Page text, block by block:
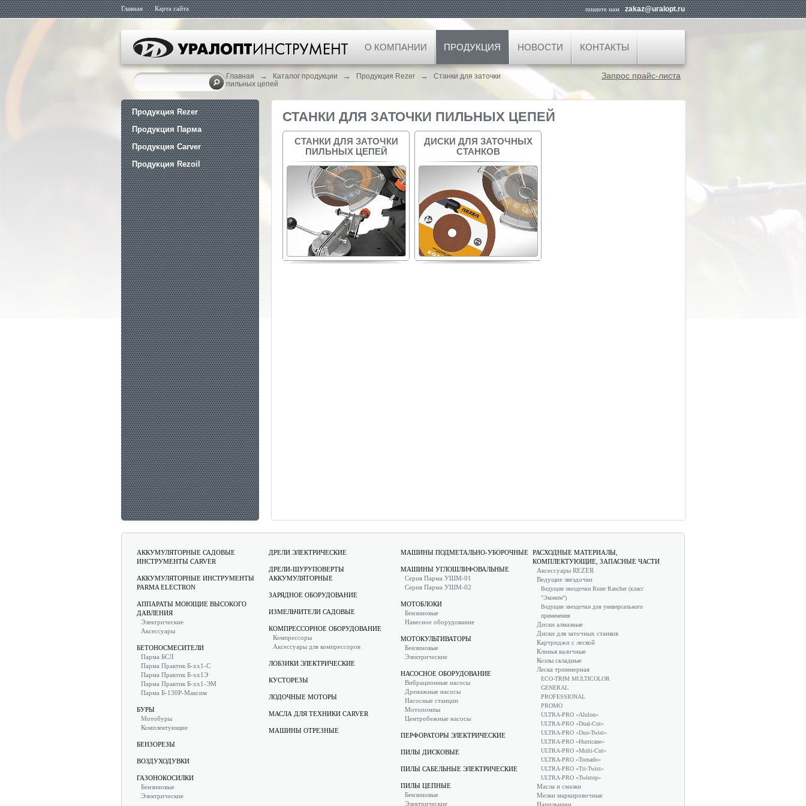
Главная Карта сайта пишите намzakaz@uralopt.ru
О КОМПАНИИ ПРОДУКЦИЯ НОВОСТИ КОНТАКТЫ
Главная → Каталог продукции → Продукция Rezer →
Станки для заточки
пильных цепей
Запрос прайс-листа
Продукция Rezer
Продукция Парма
Продукция Carver
Продукция Rezoil
СТАНКИ ДЛЯ ЗАТОЧКИ ПИЛЬНЫХ ЦЕПЕЙ
СТАНКИ ДЛЯ ЗАТОЧКИ
ПИЛЬНЫХ ЦЕПЕЙ
ДИСКИ ДЛЯ ЗАТОЧНЫХ
СТАНКОВ
АККУМУЛЯТОРНЫЕ САДОВЫЕ
ИНСТРУМЕНТЫ CARVER
АККУМУЛЯТОРНЫЕ ИНСТРУМЕНТЫ
PARMA ELECTRON
АППАРАТЫ МОЮЩИЕ ВЫСОКОГО
ДАВЛЕНИЯ
Электрические
Аксессуары
БЕТОНОСМЕСИТЕЛИ
Парма БСЛ
Парма Практик Б-хх1-С
Парма Практик Б-хх1Э
Парма Практик Б-хх1-ЭМ
Парма Б-130Р-Максим
БУРЫ
Мотобуры
Комплектующие
БЕНЗОРЕЗЫ
ВОЗДУХОДУВКИ
ГАЗОНОКОСИЛКИ
Бензиновые
Электрические
ДРЕЛИ ЭЛЕКТРИЧЕСКИЕ
ДРЕЛИ-ШУРУПОВЕРТЫ
АККУМУЛЯТОРНЫЕ
ЗАРЯДНОЕ ОБОРУДОВАНИЕ
ИЗМЕЛЬЧИТЕЛИ САДОВЫЕ
КОМПРЕССОРНОЕ ОБОРУДОВАНИЕ
Компрессоры
Аксессуары для компрессоров
ЛОБЗИКИ ЭЛЕКТРИЧЕСКИЕ
КУСТОРЕЗЫ
ЛОДОЧНЫЕ МОТОРЫ
МАСЛА ДЛЯ ТЕХНИКИ CARVER
МАШИНЫ ОТРЕЗНЫЕ
МАШИНЫ ПОДМЕТАЛЬНО-УБОРОЧНЫЕ
МАШИНЫ УГЛОШЛИФОВАЛЬНЫЕ
Серия Парма УШМ-01
Серия Парма УШМ-02
МОТОБЛОКИ
Бензиновые
Навесное оборудование
МОТОКУЛЬТИВАТОРЫ
Бензиновые
Электрические
НАСОСНОЕ ОБОРУДОВАНИЕ
Вибрационные насосы
Дренажные насосы
Насосные станции
Мотопомпы
Центробежные насосы
ПЕРФОРАТОРЫ ЭЛЕКТРИЧЕСКИЕ
ПИЛЫ ДИСКОВЫЕ
ПИЛЫ САБЕЛЬНЫЕ ЭЛЕКТРИЧЕСКИЕ
ПИЛЫ ЦЕПНЫЕ
Бензиновые
Электрические
РАСХОДНЫЕ МАТЕРИАЛЫ,
КОМПЛЕКТУЮЩИЕ, ЗАПАСНЫЕ ЧАСТИ
Аксессуары REZER
Ведущие звездочки
Ведущие звездочки Rezer Rancher (класс
"Эконом")
Ведущие звездочки для универсального
применения
Диски алмазные
Диски для заточных станков
Картриджи с леской
Клинья валочные
Козлы складные
Леска триммерная
ECO-TRIM MULTICOLOR
GENERAL
PROFESSIONAL
PROMO
ULTRA-PRO «Alulon»
ULTRA-PRO «Dual-Cut»
ULTRA-PRO «Duo-Twist»
ULTRA-PRO «Hurricane»
ULTRA-PRO «Multi-Cut»
ULTRA-PRO «Tornado»
ULTRA-PRO «Tri-Twist»
ULTRA-PRO «Twistop»
Масла и смазки
Мелки маркировочные
Напильники